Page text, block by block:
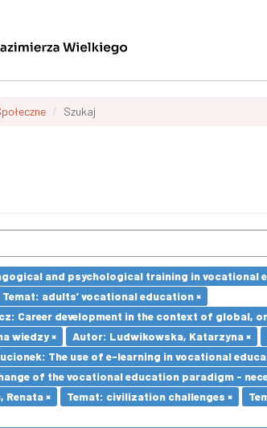
Szukaj
and psychological training in vocational
Temat: adults’ vocational education ×
Career development in the context of global,
wiedzy ×
Autor: Ludwikowska, Katarzyna ×
The use of e-learning in vocational
of the vocational education paradigm -
×
Temat: civilization challenges ×